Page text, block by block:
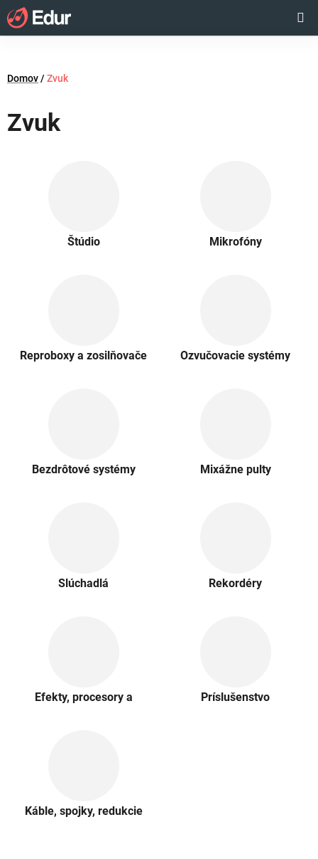
Prejsť
na
obsah
KOŠÍK
Domov/ Zvuk
Zvuk
Štúdio Mikrofóny
Reproboxy a zosilňovače Ozvučovacie systémy
Bezdrôtové systémy Mixážne pulty
Slúchadlá Rekordéry
Efekty, procesory a
Príslušenstvo
Káble, spojky, redukcie